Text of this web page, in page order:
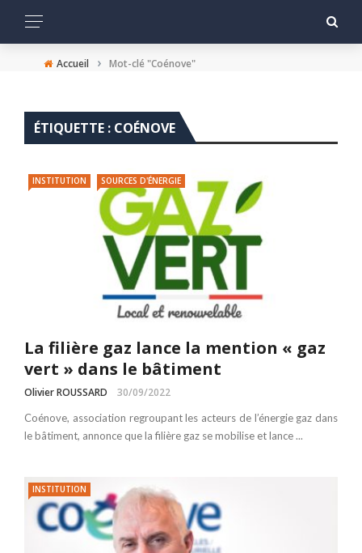
Accueil › Mot-clé "Coénove"
ÉTIQUETTE : COÉNOVE
INSTITUTION SOURCES D'ÉNERGIE
La filière gaz lance la mention « gaz
vert » dans le bâtiment
Olivier ROUSSARD 30/09/2022
Coénove, association regroupant les acteurs de l’énergie gaz dans
le bâtiment, annonce que la filière gaz se mobilise et lance ...
INSTITUTION